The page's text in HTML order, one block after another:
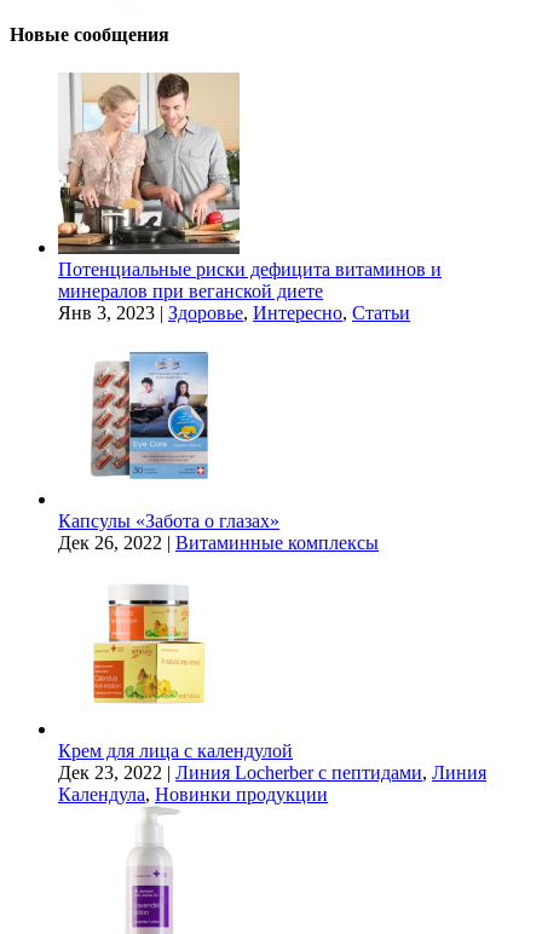
Новые сообщения
Потенциальные риски дефицита витаминов и
минералов при веганской диете
Янв 3, 2023 | Здоровье, Интересно, Статьи
Капсулы «Забота о глазах»
Дек 26, 2022 | Витаминные комплексы
Крем для лица с календулой
Дек 23, 2022 | Линия Locherber с пептидами, Линия
Календула, Новинки продукции